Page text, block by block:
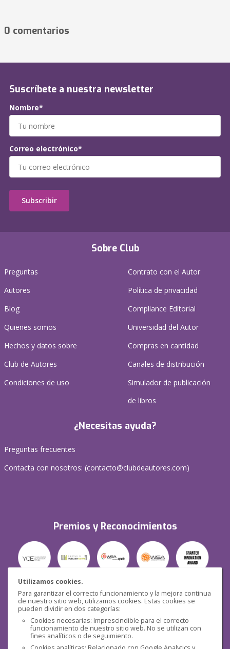
Utilizamos cookies.
Para garantizar el correcto funcionamiento y la mejora continua
de nuestro sitio web, utilizamos cookies. Estas cookies se
pueden dividir en dos categorías:
Cookies necesarias: Imprescindible para el correcto
funcionamiento de nuestro sitio web. No se utilizan con
fines analíticos o de seguimiento.
0 comentarios
Sobre Club
Preguntas
Autores
Blog
Quienes somos
Hechos y datos sobre
Club de Autores
Condiciones de uso
Contrato con el Autor
Política de privacidad
Compliance Editorial
Universidad del Autor
Compras en cantidad
Canales de distribución
Simulador de publicación
de libros
¿Necesitas ayuda?
Preguntas frecuentes
Contacta con nosotros: (contacto@clubdeautores.com)
Premios y Reconocimientos
Seguridad
Suscríbete a nuestra newsletter
Nombre*
Correo electrónico*
Subscribir